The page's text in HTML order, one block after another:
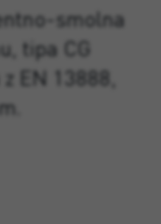
smolna
tipa CG
EN 13888,